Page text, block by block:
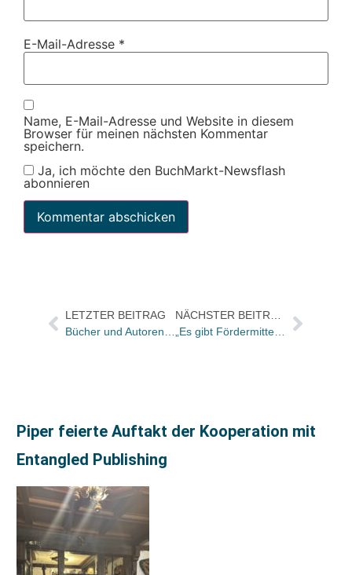
E-Mail-Adresse *
Name, E-Mail-Adresse und Website in diesem
Browser für meinen nächsten Kommentar
speichern.
Ja, ich möchte den BuchMarkt-Newsflash
abonnieren
LETZTER BEITRAG
Bücher und Autoren morgen in der „Literarischen Welt“ und am Sonntag im Feuilleton der „Frankfurter Allgemeinen Sonntagszeitung“
NÄCHSTER BEITRAG
„Es gibt Fördermittel für die Digitalisierung im Buchhandel – Chancen, die sich der Handel nicht entgehen lassen sollte“
Piper feierte Auftakt der Kooperation mit
Entangled Publishing